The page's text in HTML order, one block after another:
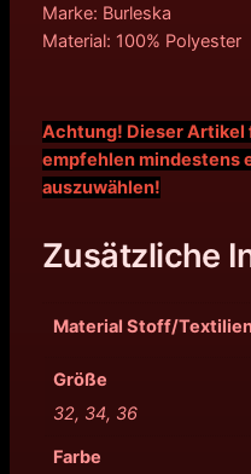
Marke: Burleska
Material: 100% Polyester
Achtung! Dieser Artikel
empfehlen mindestens
auszuwählen!
Zusätzliche
Material Stoff/
Größe
32, 34, 36
Farbe